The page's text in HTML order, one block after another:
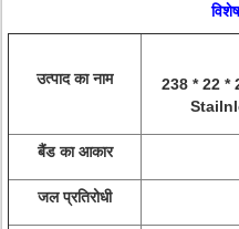
उत्पाद का नाम
238 * 22 *
बैंड का आकार
जल प्रतिरोधी